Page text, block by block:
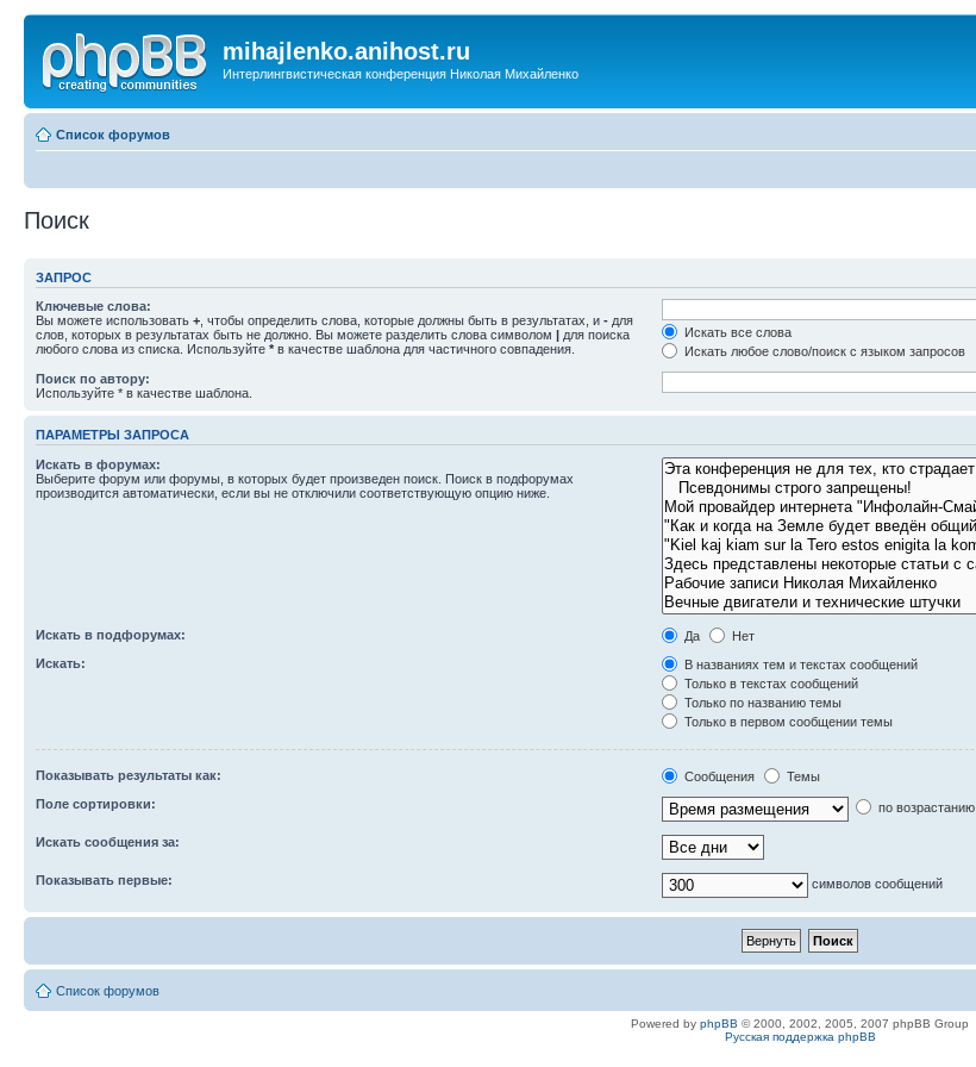
mihajlenko.anihost.ru
Интерлингвистическая конференция Николая Михайленко
Список форумов
Поиск
ЗАПРОС
Ключевые слова:
Вы можете использовать + , чтобы определить слова, которые должны быть в результатах, и - для
слов, которых в результатах быть не должно. Вы можете разделить слова символом | для поиска
любого слова из списка. Используйте * в качестве шаблона для частичного совпадения.
Искать все слова
Искать любое слово/поиск с языком запросов
Поиск по автору:
Используйте * в качестве шаблона.
ПАРАМЕТРЫ ЗАПРОСА
Искать в форумах:
Выберите форум или форумы, в которых будет произведен поиск. Поиск в подфорумах
производится автоматически, если вы не отключили соответствующую опцию ниже.
Искать в подфорумах: Да
Нет
Искать:
В названиях тем и текстах сообщений
Только в текстах сообщений
Только по названию темы
Только в первом сообщении темы
Показывать результаты как: Сообщения
Темы
Поле сортировки:
по возрастанию
Искать сообщения за:
Показывать первые: символов сообщений
Список форумов
Powered by phpBB © 2000, 2002, 2005, 2007 phpBB Group
Русская поддержка phpBB